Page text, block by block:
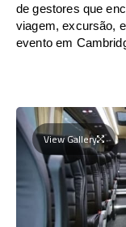
de gestores que
viagem, excursão,
evento em
View Gallery